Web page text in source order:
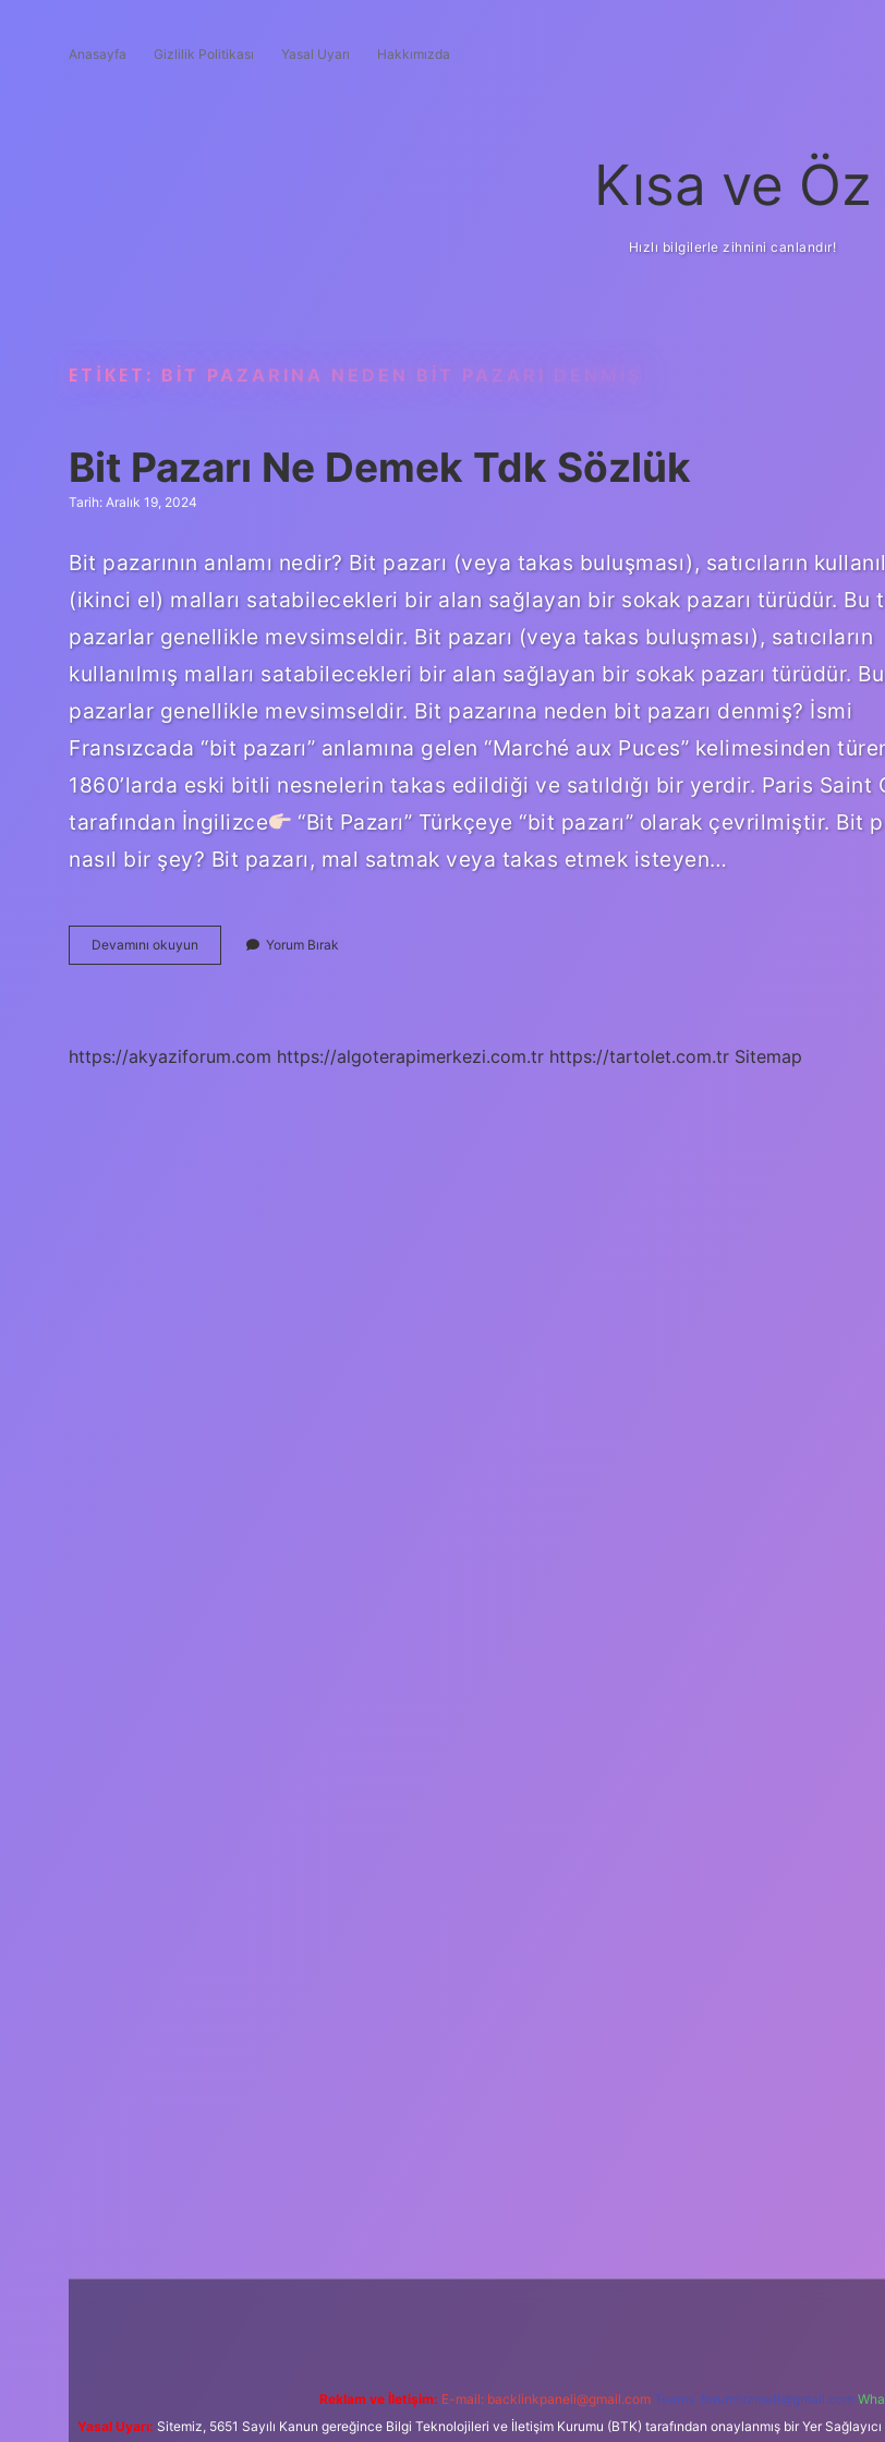
Anasayfa Gizlilik Politikası Yasal Uyarı Hakkımızda
Kısa ve Öz
Hızlı bilgilerle zihnini canlandır!
ETIKET: BIT PAZARINA NEDEN BIT PAZARI DENMIŞ
Bit Pazarı Ne Demek Tdk Sözlük
Tarih: Aralık 19, 2024
Bit pazarının anlamı nedir? Bit pazarı (veya takas buluşması), satıcıların
(ikinci el) malları satabilecekleri bir alan sağlayan bir sokak pazarı türüdür. Bu
pazarlar genellikle mevsimseldir. Bit pazarı (veya takas buluşması), satıcıların
kullanılmış malları satabilecekleri bir alan sağlayan bir sokak pazarı türüdür.
pazarlar genellikle mevsimseldir. Bit pazarına neden bit pazarı denmiş? İsmi
Fransızcada “bit pazarı” anlamına gelen “Marché aux Puces” kelimesinden
1860’larda eski bitli nesnelerin takas edildiği ve satıldığı bir yerdir. Paris Saint
tarafından İngilizce
“Bit Pazarı” Türkçeye “bit pazarı” olarak çevrilmiştir. Bit
nasıl bir şey? Bit pazarı, mal satmak veya takas etmek isteyen…
Devamını okuyun
Pazarı
Yorum Bırak
https://akyaziforum.com https://algoterapimerkezi.com.tr https://tartolet.com.tr Sitemap
Reklam ve İletişim: E-mail: backlinkpaneli@gmail.com Teams: forumhizmeti@gmail.com
Yasal Uyarı: Sitemiz, 5651 Sayılı Kanun gereğince Bilgi Teknolojileri ve İletişim Kurumu (BTK) tarafından onaylanmış bir Yer